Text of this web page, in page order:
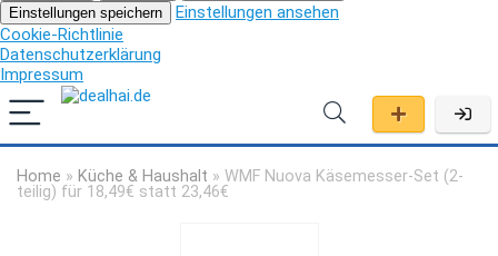
Einstellungen speichern
Einstellungen ansehen
Cookie-Richtlinie
Datenschutzerklärung
Impressum
Home » Küche & Haushalt » WMF Nuova Käsemesser-Set (2-
teilig) für 18,49€ statt 23,46€